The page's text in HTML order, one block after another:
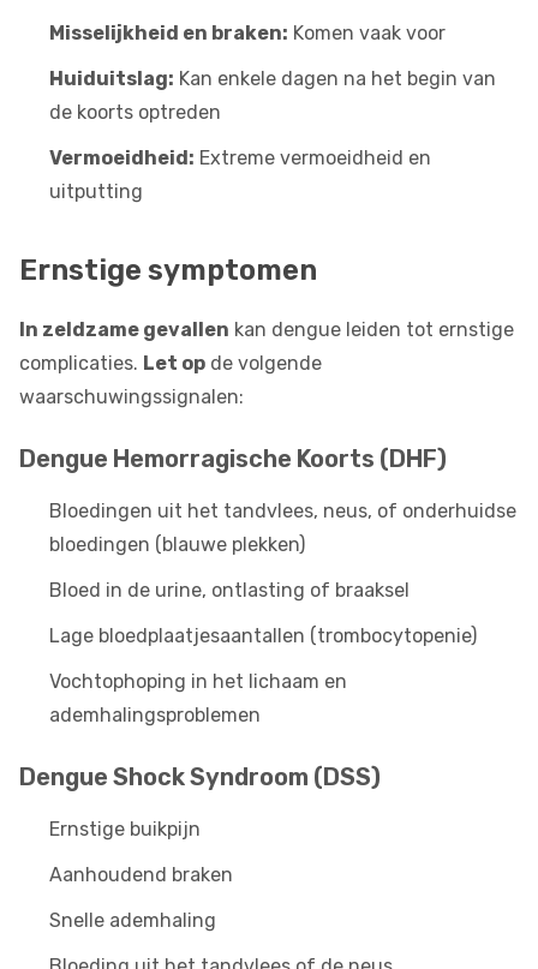
Misselijkheid en braken: Komen vaak voor
Huiduitslag: Kan enkele dagen na het begin van
de koorts optreden
Vermoeidheid: Extreme vermoeidheid en
uitputting
Ernstige symptomen
In zeldzame gevallen kan dengue leiden tot ernstige
complicaties. Let op de volgende
waarschuwingssignalen:
Dengue Hemorragische Koorts (DHF)
Bloedingen uit het tandvlees, neus, of onderhuidse
bloedingen (blauwe plekken)
Bloed in de urine, ontlasting of braaksel
Lage bloedplaatjesaantallen (trombocytopenie)
Vochtophoping in het lichaam en
ademhalingsproblemen
Dengue Shock Syndroom (DSS)
Ernstige buikpijn
Aanhoudend braken
Snelle ademhaling